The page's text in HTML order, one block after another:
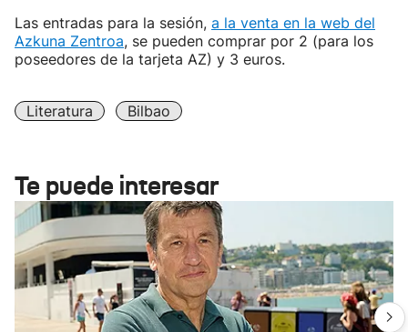
Las entradas para la sesión, a la venta en la web del
Azkuna Zentroa, se pueden comprar por 2 (para los
poseedores de la tarjeta AZ) y 3 euros.
Literatura Bilbao
Te puede interesar